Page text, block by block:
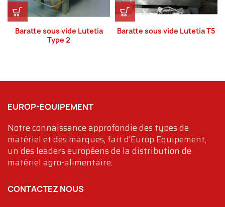
Baratte sous vide Lutetia
Type 2
Baratte sous vide Lutetia T5
EUROP-EQUIPEMENT
Notre connaissance approfondie des types de
matériel et des marques, fait d'Europ Equipement,
un des leaders européens de la distribution de
matériel agro-alimentaire.
CONTACTEZ NOUS